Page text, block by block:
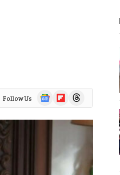
Follow Us
Google
News
FlipboardThreads